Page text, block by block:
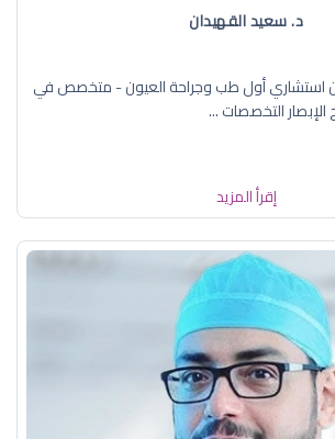
د. سعيد القهيدان
استشاري أول طب وجراحة العيون - متخصص في
الإبصار التخصصات ...
إقرأ المزيد